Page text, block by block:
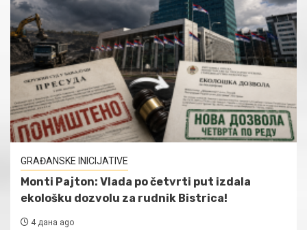
GRAĐANSKE INICIJATIVE
Monti Pajton: Vlada po četvrti put izdala
ekološku dozvolu za rudnik Bistrica!
4 дана ago